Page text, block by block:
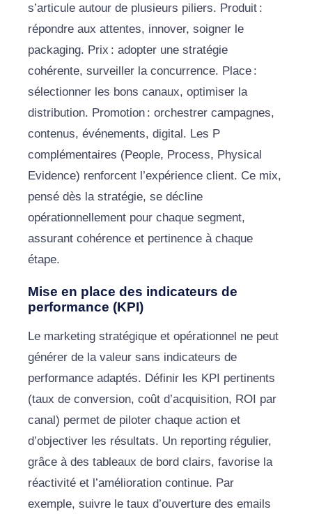
s’articule autour de plusieurs piliers. Produit :
répondre aux attentes, innover, soigner le
packaging. Prix : adopter une stratégie
cohérente, surveiller la concurrence. Place :
sélectionner les bons canaux, optimiser la
distribution. Promotion : orchestrer campagnes,
contenus, événements, digital. Les P
complémentaires (People, Process, Physical
Evidence) renforcent l’expérience client. Ce mix,
pensé dès la stratégie, se décline
opérationnellement pour chaque segment,
assurant cohérence et pertinence à chaque
étape.
Mise en place des indicateurs de
performance (KPI)
Le marketing stratégique et opérationnel ne peut
générer de la valeur sans indicateurs de
performance adaptés. Définir les KPI pertinents
(taux de conversion, coût d’acquisition, ROI par
canal) permet de piloter chaque action et
d’objectiver les résultats. Un reporting régulier,
grâce à des tableaux de bord clairs, favorise la
réactivité et l’amélioration continue. Par
exemple, suivre le taux d’ouverture des emails